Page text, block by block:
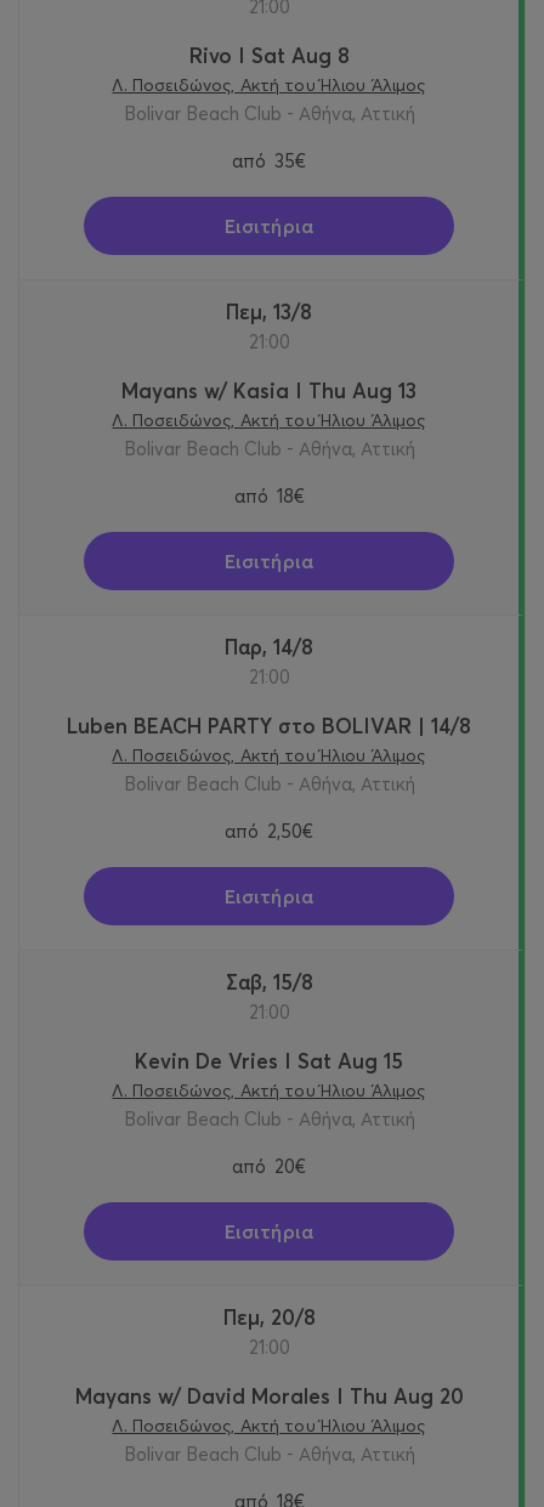
21:00
Rivo I Sat Aug 8
Λ. Ποσειδώνος, Ακτή του Ήλιου Άλιμος
Bolivar Beach Club - Αθήνα, Αττική
από 35€
Εισιτήρια
Πεμ, 13/8
21:00
Mayans w/ Kasia I Thu Aug 13
Λ. Ποσειδώνος, Ακτή του Ήλιου Άλιμος
Bolivar Beach Club - Αθήνα, Αττική
από 18€
Εισιτήρια
Παρ, 14/8
21:00
Luben BEACH PARTY στο BOLIVAR | 14/8
Λ. Ποσειδώνος, Ακτή του Ήλιου Άλιμος
Bolivar Beach Club - Αθήνα, Αττική
από 2,50€
Εισιτήρια
Σαβ, 15/8
21:00
Kevin De Vries I Sat Aug 15
Λ. Ποσειδώνος, Ακτή του Ήλιου Άλιμος
Bolivar Beach Club - Αθήνα, Αττική
από 20€
Εισιτήρια
Πεμ, 20/8
21:00
Mayans w/ David Morales I Thu Aug 20
Λ. Ποσειδώνος, Ακτή του Ήλιου Άλιμος
Bolivar Beach Club - Αθήνα, Αττική
από 18€